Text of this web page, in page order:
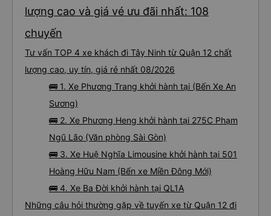
lượng cao và giá vé ưu đãi nhất: 108
chuyến
Tư vấn TOP 4 xe khách đi Tây Ninh từ Quận 12 chất
lượng cao, uy tín, giá rẻ nhất 08/2026
🚌 1. Xe Phương Trang khởi hành tại (Bến Xe An
Sương)
🚌 2. Xe Phương Heng khởi hành tại 275C Phạm
Ngũ Lão (Văn phòng Sài Gòn)
🚌 3. Xe Huệ Nghĩa Limousine khởi hành tại 501
Hoàng Hữu Nam (Bến xe Miền Đông Mới)
🚌 4. Xe Ba Đời khởi hành tại QL1A
Những câu hỏi thường gặp về tuyến xe từ Quận 12 đi